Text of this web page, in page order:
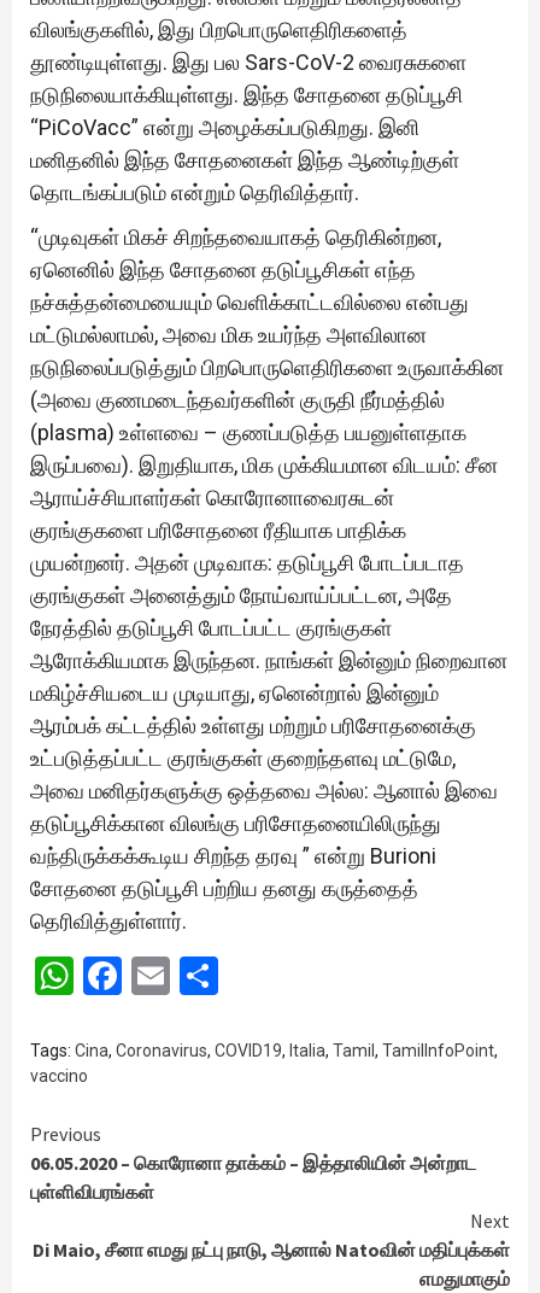
விலங்குகளில், இது பிறபொருளெதிரிகளைத்
தூண்டியுள்ளது. இது பல Sars-CoV-2 வைரசுகளை
நடுநிலையாக்கியுள்ளது. இந்த சோதனை தடுப்பூசி
“PiCoVacc” என்று அழைக்கப்படுகிறது. இனி
மனிதனில் இந்த சோதனைகள் இந்த ஆண்டிற்குள்
தொடங்கப்படும் என்றும் தெரிவித்தார்.
“முடிவுகள் மிகச் சிறந்தவையாகத் தெரிகின்றன,
ஏனெனில் இந்த சோதனை தடுப்பூசிகள் எந்த
நச்சுத்தன்மையையும் வெளிக்காட்டவில்லை என்பது
மட்டுமல்லாமல், அவை மிக உயர்ந்த அளவிலான
நடுநிலைப்படுத்தும் பிறபொருளெதிரிகளை உருவாக்கின
(அவை குணமடைந்தவர்களின் குருதி நீர்மத்தில்
(plasma) உள்ளவை – குணப்படுத்த பயனுள்ளதாக
இருப்பவை). இறுதியாக, மிக முக்கியமான விடயம்: சீன
ஆராய்ச்சியாளர்கள் கொரோனாவைரசுடன்
குரங்குகளை பரிசோதனை ரீதியாக பாதிக்க
முயன்றனர். அதன் முடிவாக: தடுப்பூசி போடப்படாத
குரங்குகள் அனைத்தும் நோய்வாய்ப்பட்டன, அதே
நேரத்தில் தடுப்பூசி போடப்பட்ட குரங்குகள்
ஆரோக்கியமாக இருந்தன. நாங்கள் இன்னும் நிறைவான
மகிழ்ச்சியடைய முடியாது, ஏனென்றால் இன்னும்
ஆரம்பக் கட்டத்தில் உள்ளது மற்றும் பரிசோதனைக்கு
உட்படுத்தப்பட்ட குரங்குகள் குறைந்தளவு மட்டுமே,
அவை மனிதர்களுக்கு ஒத்தவை அல்ல: ஆனால் இவை
தடுப்பூசிக்கான விலங்கு பரிசோதனையிலிருந்து
வந்திருக்கக்கூடிய சிறந்த தரவு ” என்று Burioni
சோதனை தடுப்பூசி பற்றிய தனது கருத்தைத்
தெரிவித்துள்ளார்.
WhatsApp
Facebook
Email
Tags: Cina, Coronavirus, COVID19, Italia, Tamil , TamilInfoPoint,
vaccino
Continue
Reading
Previous
06.05.2020 – கொரோனா தாக்கம் – இத்தாலியின் அன்றாட
புள்ளிவிபரங்கள்
Next
Di Maio, சீனா எமது நட்பு நாடு, ஆனால் Natoவின் மதிப்புக்கள்
எமதுமாகும்